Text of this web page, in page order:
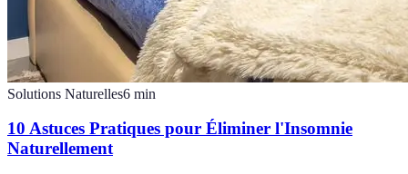
Solutions Naturelles6 min
10 Astuces Pratiques pour Éliminer l'Insomnie
Naturellement